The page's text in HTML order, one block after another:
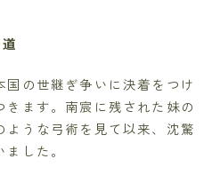
の世継ぎ争いに決着をつけ
きます。南宸に残された妹の
うな弓術を見て以来、沈驚
した。